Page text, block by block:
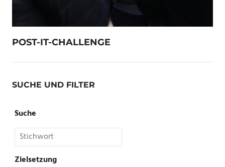
POST-IT-CHALLENGE
SUCHE UND FILTER
Suche
Zielsetzung